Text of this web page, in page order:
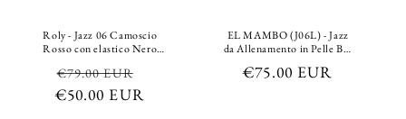
Roly - Jazz 06 Camoscio
Rosso con elastico Nero
Prezzo
di
€79.00 EUR
scontato
€50.00 EUR
EL MAMBO (J06L) - Jazz
da Allenamento in Pelle Blu
Prezzo
€75.00 EUR